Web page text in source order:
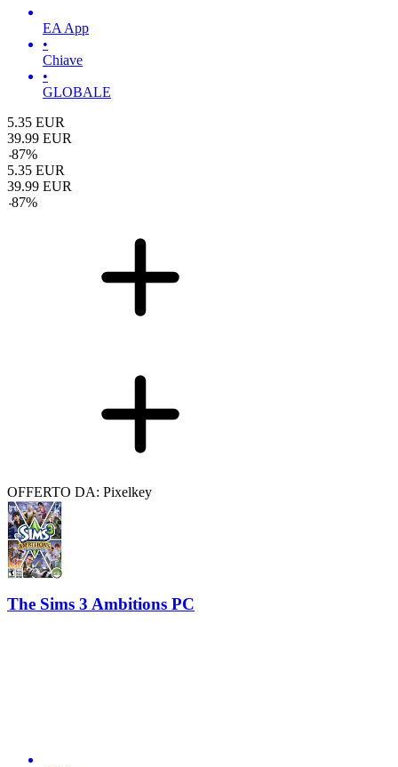
EA App
•
Chiave
•
GLOBALE
5.35 EUR
39.99 EUR
-87%
5.35 EUR
39.99 EUR
-87%
OFFERTO DA: Pixelkey
The Sims 3 Ambitions PC